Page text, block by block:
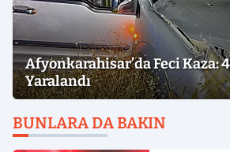
Afyonkarahisar’da Feci Kaza:
Yaralandı
BUNLARA DA BAKIN